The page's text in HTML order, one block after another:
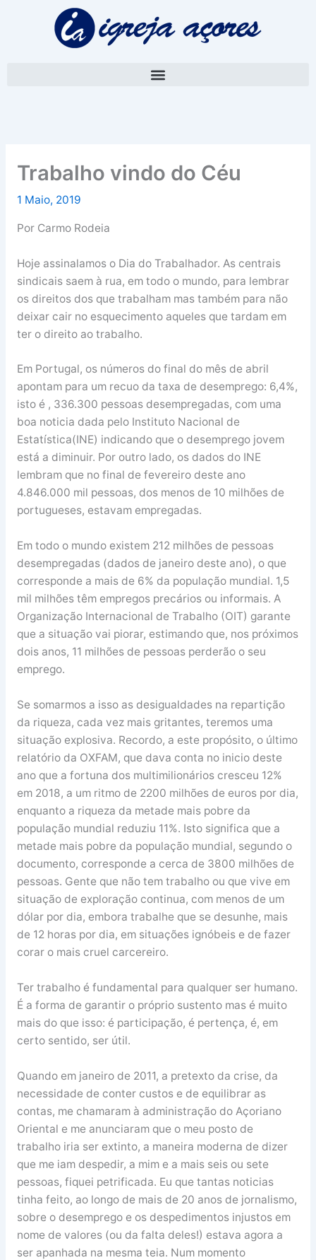
Trabalho vindo do Céu
1 Maio, 2019
Por Carmo Rodeia
Hoje assinalamos o Dia do Trabalhador. As centrais
sindicais saem à rua, em todo o mundo, para lembrar
os direitos dos que trabalham mas também para não
deixar cair no esquecimento aqueles que tardam em
ter o direito ao trabalho.
Em Portugal, os números do final do mês de abril
apontam para um recuo da taxa de desemprego: 6,4%,
isto é , 336.300 pessoas desempregadas, com uma
boa noticia dada pelo Instituto Nacional de
Estatística(INE) indicando que o desemprego jovem
está a diminuir. Por outro lado, os dados do INE
lembram que no final de fevereiro deste ano
4.846.000 mil pessoas, dos menos de 10 milhões de
portugueses, estavam empregadas.
Em todo o mundo existem 212 milhões de pessoas
desempregadas (dados de janeiro deste ano), o que
corresponde a mais de 6% da população mundial. 1,5
mil milhões têm empregos precários ou informais. A
Organização Internacional de Trabalho (OIT) garante
que a situação vai piorar, estimando que, nos próximos
dois anos, 11 milhões de pessoas perderão o seu
emprego.
Se somarmos a isso as desigualdades na repartição
da riqueza, cada vez mais gritantes, teremos uma
situação explosiva. Recordo, a este propósito, o último
relatório da OXFAM, que dava conta no inicio deste
ano que a fortuna dos multimilionários cresceu 12%
em 2018, a um ritmo de 2200 milhões de euros por dia,
enquanto a riqueza da metade mais pobre da
população mundial reduziu 11%. Isto significa que a
metade mais pobre da população mundial, segundo o
documento, corresponde a cerca de 3800 milhões de
pessoas. Gente que não tem trabalho ou que vive em
situação de exploração continua, com menos de um
dólar por dia, embora trabalhe que se desunhe, mais
de 12 horas por dia, em situações ignóbeis e de fazer
corar o mais cruel carcereiro.
Ter trabalho é fundamental para qualquer ser humano.
É a forma de garantir o próprio sustento mas é muito
mais do que isso: é participação, é pertença, é, em
certo sentido, ser útil.
Quando em janeiro de 2011, a pretexto da crise, da
necessidade de conter custos e de equilibrar as
contas, me chamaram à administração do Açoriano
Oriental e me anunciaram que o meu posto de
trabalho iria ser extinto, a maneira moderna de dizer
que me iam despedir, a mim e a mais seis ou sete
pessoas, fiquei petrificada. Eu que tantas noticias
tinha feito, ao longo de mais de 20 anos de jornalismo,
sobre o desemprego e os despedimentos injustos em
nome de valores (ou da falta deles!) estava agora a
ser apanhada na mesma teia. Num momento